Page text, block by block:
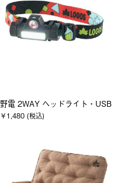
野電 2WAY ヘッドライト・USB
￥1,480 (税込)